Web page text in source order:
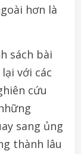
hơn là
sách bài
với các
cứu
sang ủng
thành lâu